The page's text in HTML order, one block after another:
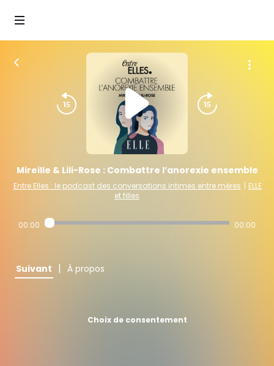
Mireille & Lili-Rose : Combattre l’anorexie ensemble
Entre Elles : le podcast des conversations intimes entre mères
et filles
| ELLE
00:00 00:00
Suivant | À propos
Choix de consentement